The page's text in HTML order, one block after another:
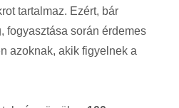
tartalmaz. Ezért, bár
fogyasztása során érdemes
azoknak, akik figyelnek a